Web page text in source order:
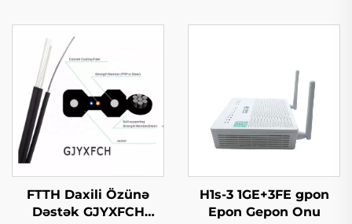
FTTH Daxili Özünə
Dəstək GJYXFCH
H1s-3 1GE+3FE gpon
Epon Gepon Onu